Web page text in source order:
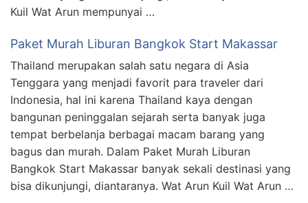
Kuil Wat Arun mempunyai …
Paket Murah Liburan Bangkok Start Makassar
Thailand merupakan salah satu negara di Asia
Tenggara yang menjadi favorit para traveler dari
Indonesia, hal ini karena Thailand kaya dengan
bangunan peninggalan sejarah serta banyak juga
tempat berbelanja berbagai macam barang yang
bagus dan murah. Dalam Paket Murah Liburan
Bangkok Start Makassar banyak sekali destinasi yang
bisa dikunjungi, diantaranya. Wat Arun Kuil Wat Arun …